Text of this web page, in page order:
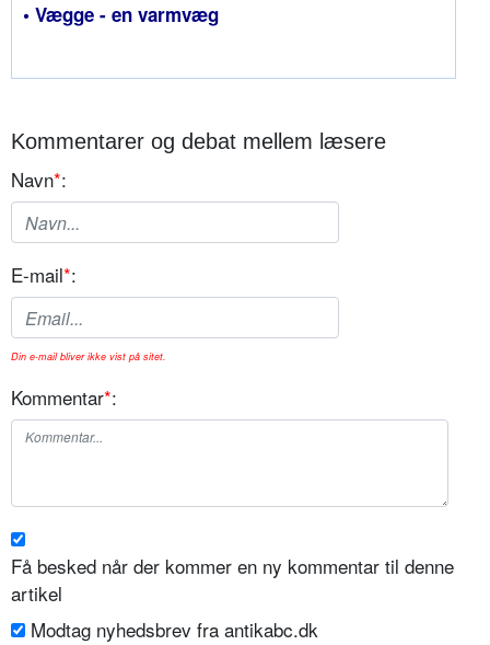
• Vægge - en varmvæg
Kommentarer og debat mellem læsere
Navn*:
E-mail*:
Din e-mail bliver ikke vist på sitet.
Kommentar*:
Få besked når der kommer en ny kommentar til denne
artikel
Modtag nyhedsbrev fra antikabc.dk